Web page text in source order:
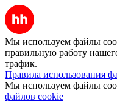
Мы используем файлы
правильную работу
трафик.
Правила использования
Мы используем файлы
файлов cookie